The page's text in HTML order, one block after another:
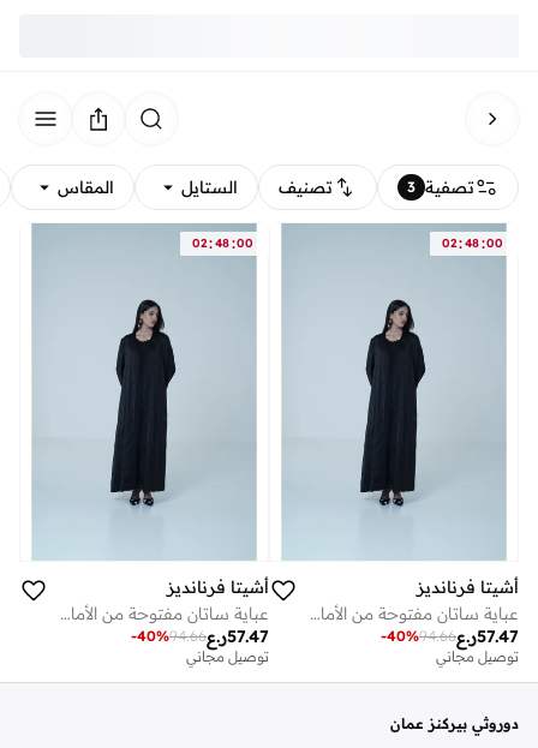
تصفية 3 تصنيف الستايل المقاس
02:48:00
أشيتا فرنانديز
عباية ساتان مفتوحة من الأمام - أسود
ر.ع57.47
94.66
-40%
توصيل مجاني
02:48:00
أشيتا فرنانديز
عباية ساتان مفتوحة من الأمام - أسود
ر.ع57.47
94.66
-40%
توصيل مجاني
دوروثي بيركنز عمان